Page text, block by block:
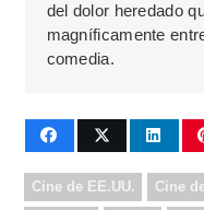
del dolor heredado
magníficamente
comedia.
Cine de EE.UU. Cine